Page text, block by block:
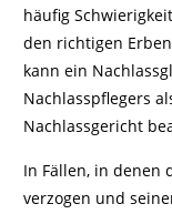
häufig
den richtigen
kann ein
Nachlasspflegers
Nachlassgericht
In Fällen, in denen
verzogen und